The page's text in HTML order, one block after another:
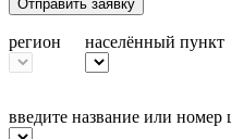
Отправить заявку
регион населённый пункт
введите название или